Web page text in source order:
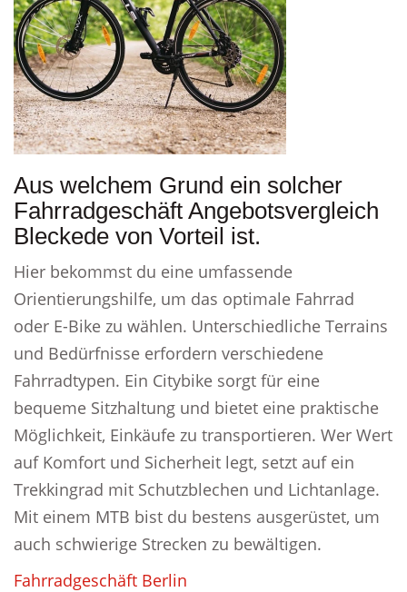
Aus welchem Grund ein solcher
Fahrradgeschäft Angebotsvergleich
Bleckede von Vorteil ist.
Hier bekommst du eine umfassende
Orientierungshilfe, um das optimale Fahrrad
oder E-Bike zu wählen. Unterschiedliche Terrains
und Bedürfnisse erfordern verschiedene
Fahrradtypen. Ein Citybike sorgt für eine
bequeme Sitzhaltung und bietet eine praktische
Möglichkeit, Einkäufe zu transportieren. Wer Wert
auf Komfort und Sicherheit legt, setzt auf ein
Trekkingrad mit Schutzblechen und Lichtanlage.
Mit einem MTB bist du bestens ausgerüstet, um
auch schwierige Strecken zu bewältigen.
Fahrradgeschäft Berlin